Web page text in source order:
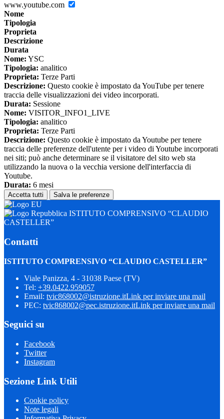
www.youtube.com
Nome
Tipologia
Proprieta
Descrizione
Durata
Nome: YSC
Tipologia: analitico
Proprieta: Terze Parti
Descrizione: Questo cookie è impostato da YouTube per tenere
traccia delle visualizzazioni dei video incorporati.
Durata: Sessione
Nome: VISITOR_INFO1_LIVE
Tipologia: analitico
Proprieta: Terze Parti
Descrizione: Questo cookie è impostato da Youtube per tenere
traccia delle preferenze dell'utente per i video di Youtube incorporati
nei siti; può anche determinare se il visitatore del sito web sta
utilizzando la nuova o la vecchia versione dell'interfaccia di
Youtube.
Durata: 6 mesi
Accetta tutti Salva le preferenze
ISTITUTO COMPRENSIVO “CLAUDIO
CASTELLER”
Contatti
ISTITUTO COMPRENSIVO “CLAUDIO CASTELLER”
Viale Panizza, 4 - 31038 Paese (TV)
Tel: +39.0422.959057
Email: tvic868002@istruzione.itLink per inviare una mail
PEC: tvic868002@pec.istruzione.itLink per inviare una mail
Seguici su
Facebook
Twitter
Instagram
Sezione Link Utili
Cookie policy
Note legali